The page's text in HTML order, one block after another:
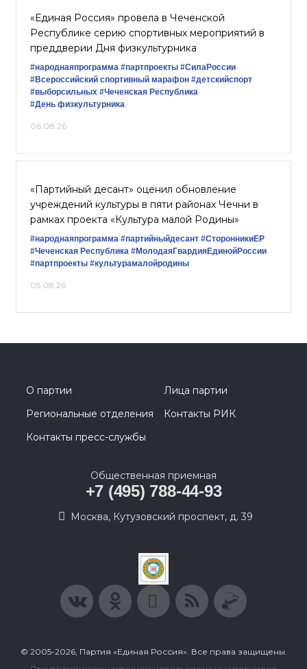
«Единая Россия» провела в Чеченской
Республике серию спортивных мероприятий в
преддверии Дня физкультурника
#народнаяпрограмма #партпроекты #СилаРоссии
#Всероссийский спортивный марафон #детскийспорт
#выборсильных #Чеченская Республика
#День физкультурника
06.08.26
«Партийный десант» оценил обновление
учреждений культуры в пяти районах Чечни в
рамках проекта «Культура малой Родины»
#народнаяпрограмма #партийныйдесант #СторонникиЕР
#Чеченская Республика #МолодаяГвардияЕдинойРоссии
#партпроекты #культурамалойродины
05.08.26
О партии
Лица партии
Региональные отделения
Контакты РИК
Контакты пресс-службы
Общественная приемная
+7 (495) 788-44-93
Москва, Кутузовский проспект, д. 39
© 2005-2026, Партия «Единая Россия». Все права защищены.